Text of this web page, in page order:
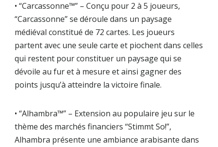
• “Carcassonne™” – Conçu pour 2 à 5 joueurs,
“Carcassonne” se déroule dans un paysage
médiéval constitué de 72 cartes. Les joueurs
partent avec une seule carte et piochent dans celles
qui restent pour constituer un paysage qui se
dévoile au fur et à mesure et ainsi gagner des
points jusqu’à atteindre la victoire finale.
• “Alhambra™” – Extension au populaire jeu sur le
thème des marchés financiers “Stimmt So!”,
Alhambra présente une ambiance arabisante dans